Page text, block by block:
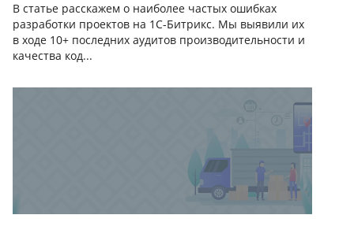
В статье расскажем о наиболее частых ошибках
разработки проектов на 1С-Битрикс. Мы выявили их
в ходе 10+ последних аудитов производительности и
качества код...